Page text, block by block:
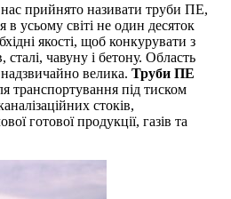
нас прийнято називати труби ПЕ,
усьому світі не один десяток
якості, щоб конкурувати з
чавуну і бетону. Область
велика. Труби ПЕ
транспортування під тиском
стоків,
готової продукції, газів та